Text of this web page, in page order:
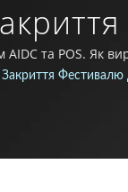
AIDC та POS. Як
в
Фестивалю